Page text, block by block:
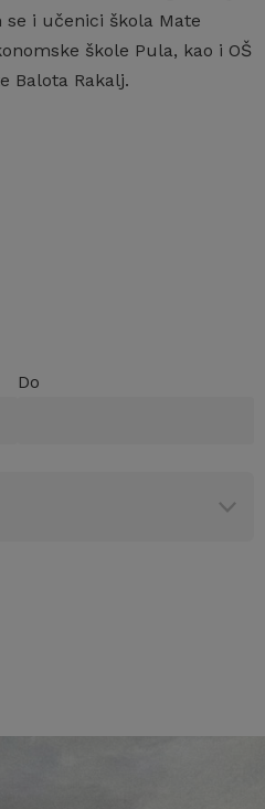
i učenici škola Mate
škole Pula, kao i OŠ
Balota Rakalj.
Do